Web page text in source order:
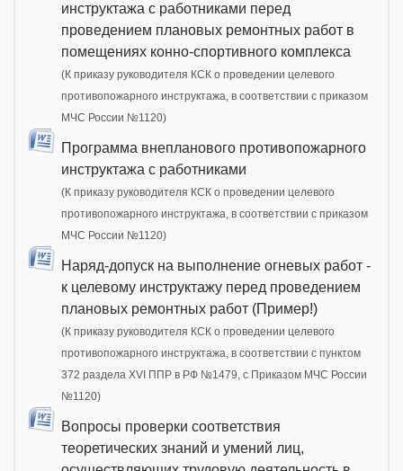
инструктажа с работниками перед
проведением плановых ремонтных работ в
помещениях конно-спортивного комплекса
(К приказу руководителя КСК о проведении целевого
противопожарного инструктажа, в соответствии с приказом
МЧС России №1120)
Программа внепланового противопожарного
инструктажа с работниками
(К приказу руководителя КСК о проведении целевого
противопожарного инструктажа, в соответствии с приказом
МЧС России №1120)
Наряд-допуск на выполнение огневых работ -
к целевому инструктажу перед проведением
плановых ремонтных работ (Пример!)
(К приказу руководителя КСК о проведении целевого
противопожарного инструктажа, в соответствии с пунктом
372 раздела XVI ППР в РФ №1479, c Приказом МЧС России
№1120)
Вопросы проверки соответствия
теоретических знаний и умений лиц,